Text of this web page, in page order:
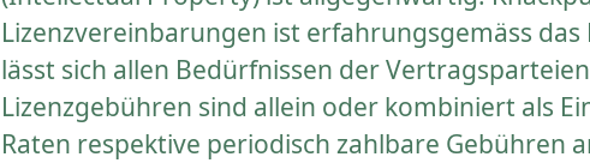
Lizenzvereinbarungen ist erfahrungsgemäss
lässt sich allen Bedürfnissen der
Lizenzgebühren sind allein oder kombiniert als
Raten respektive periodisch zahlbare Gebühren